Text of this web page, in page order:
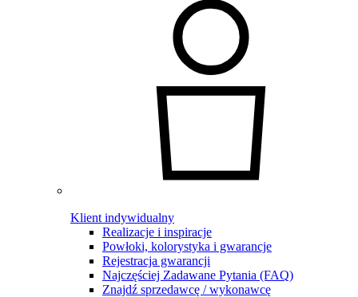
Klient indywidualny
Realizacje i inspiracje
Powłoki, kolorystyka i gwarancje
Rejestracja gwarancji
Najczęściej Zadawane Pytania (FAQ)
Znajdź sprzedawcę / wykonawcę